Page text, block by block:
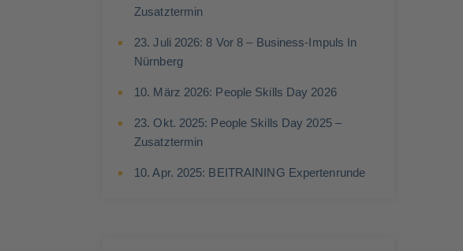
Zusatztermin
23. Juli 2026: 8 Vor 8 – Business-Impuls In
Nürnberg
10. März 2026: People Skills Day 2026
23. Okt. 2025: People Skills Day 2025 –
Zusatztermin
10. Apr. 2025: BEITRAINING Expertenrunde